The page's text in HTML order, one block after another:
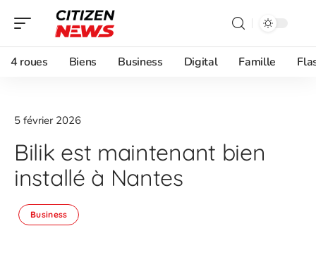
4 roues Biens Business Digital Famille
5 février 2026
Bilik est maintenant bien
installé à Nantes
Business